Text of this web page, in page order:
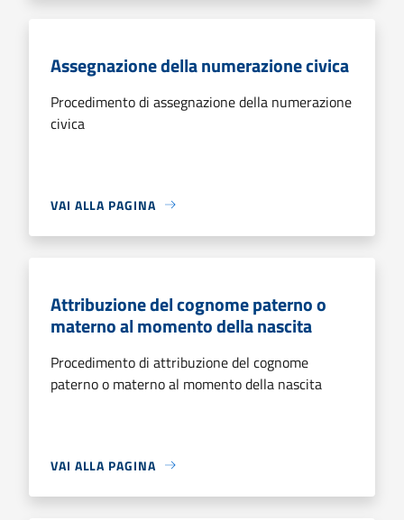
Assegnazione della numerazione civica
Procedimento di assegnazione della numerazione
civica
VAI ALLA PAGINA
Attribuzione del cognome paterno o
materno al momento della nascita
Procedimento di attribuzione del cognome
paterno o materno al momento della nascita
VAI ALLA PAGINA